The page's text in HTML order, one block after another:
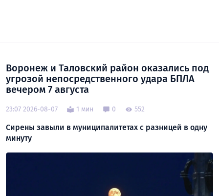
Воронеж и Таловский район оказались под
угрозой непосредственного удара БПЛА
вечером 7 августа
23:07 2026-08-07 1 мин 0 552
Сирены завыли в муниципалитетах с разницей в одну
минуту